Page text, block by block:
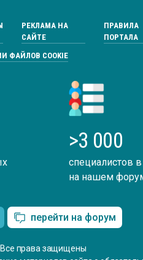
РЕКЛАМА НА
САЙТЕ
ПРАВИЛА
ПОРТАЛА
ФАЙЛОВ COOKIE
>3 000
специалистов
на нашем
перейти на форум
Все права защищены